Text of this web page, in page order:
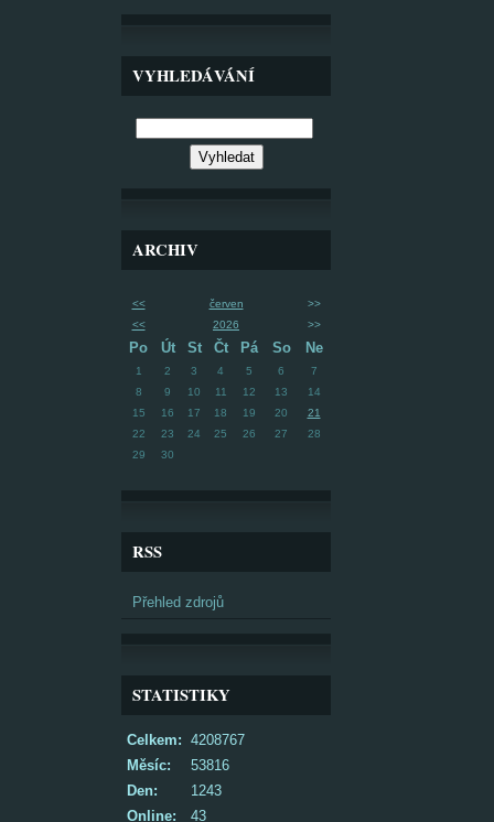
VYHLEDÁVÁNÍ
ARCHIV
<< červen
>>
<<
2026 >>
Po Út St Čt Pá So Ne
1 2 3 4 5 6
7
8
9 10 11 12 13
14
15
16 17 18 19 20
21
22
23 24 25 26 27
28
29
30
RSS
Přehled zdrojů
STATISTIKY
Online: 43
Celkem: 4208767
Měsíc:
53816
Den:
1243